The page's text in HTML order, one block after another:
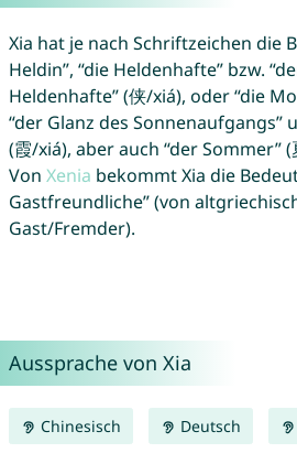
Xia hat je nach Schriftzeichen die
Heldin”, “die Heldenhafte” bzw.
Heldenhafte” (侠/xiá), oder “die
“der Glanz des Sonnenaufgangs”
(霞/xiá), aber auch “der Sommer” (
Von Xenia bekommt Xia die
Gastfreundliche” (von
Gast/Fremder).
Aussprache von Xia
Chinesisch Deutsch